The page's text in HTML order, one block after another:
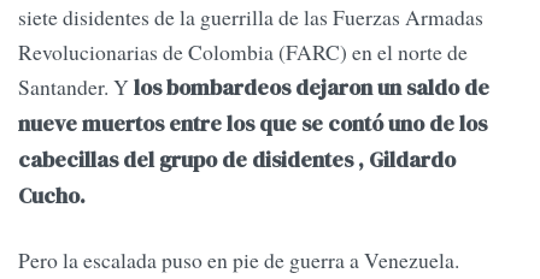
siete disidentes de la guerrilla de las Fuerzas Armadas
Revolucionarias de Colombia (FARC) en el norte de
Santander. Ylos bombardeos dejaron un saldo de
nueve muertos entre los que se contó uno de los
cabecillas del grupo de disidentes , Gildardo
Cucho.
Pero la escalada puso en pie de guerra a Venezuela.